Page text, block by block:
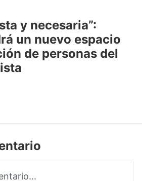
y necesaria”:
un nuevo espacio
de personas del